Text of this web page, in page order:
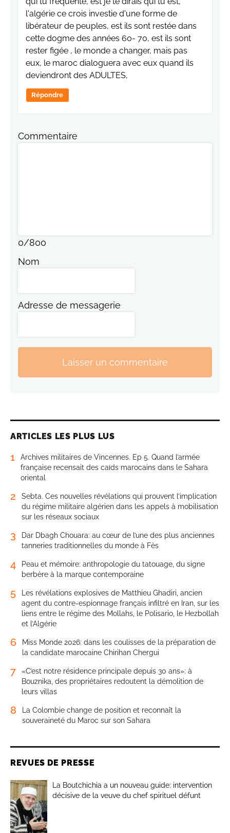
l'algérie ce crois investie d'une forme de
libérateur de peuples, est ils sont restée dans
cette dogme des années 60- 70, est ils sont
rester figée , le monde a changer, mais pas
eux, le maroc dialoguera avec eux quand ils
deviendront des ADULTES,
Répondre
Commentaire
0/800
Nom
Adresse de messagerie
Laisser un commentaire
ARTICLES LES PLUS LUS
1
Archives militaires de Vincennes. Ep 5. Quand l’armée
française recensait des caïds marocains dans le Sahara
oriental
2
Sebta. Ces nouvelles révélations qui prouvent l’implication
du régime militaire algérien dans les appels à mobilisation
sur les réseaux sociaux
3
Dar Dbagh Chouara: au cœur de l’une des plus anciennes
tanneries traditionnelles du monde à Fès
4
Peau et mémoire: anthropologie du tatouage, du signe
berbère à la marque contemporaine
5
Les révélations explosives de Matthieu Ghadiri, ancien
agent du contre-espionnage français infiltré en Iran, sur les
liens entre le régime des Mollahs, le Polisario, le Hezbollah
et l’Algérie
6
Miss Monde 2026: dans les coulisses de la préparation de
la candidate marocaine Chirihan Chergui
7
«C’est notre résidence principale depuis 30 ans»: à
Bouznika, des propriétaires redoutent la démolition de
leurs villas
8
La Colombie change de position et reconnaît la
souveraineté du Maroc sur son Sahara
REVUES DE PRESSE
La Boutchichia a un nouveau guide: intervention
décisive de la veuve du chef spirituel défunt